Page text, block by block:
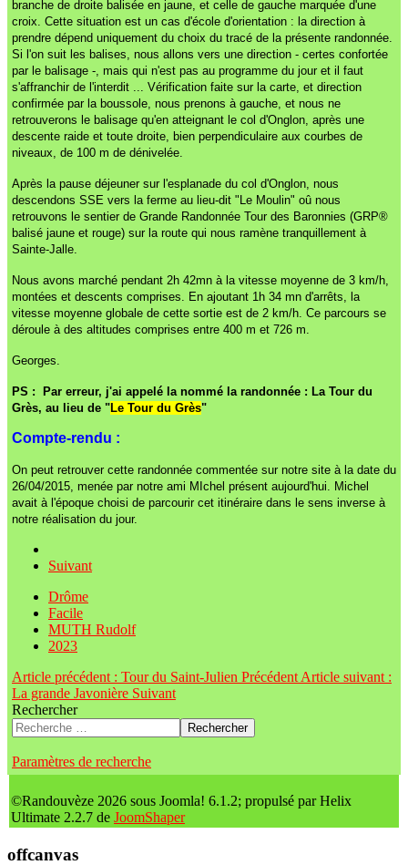
branche de droite balisée en jaune, et celle de gauche marquée d'une
croix. Cette situation est un cas d'école d'orientation : la direction à
prendre dépend uniquement du choix du tracé de la présente randonnée.
Si l'on suit les balises, nous allons vers une direction - certes confortée
par le balisage -, mais qui n'est pas au programme du jour et il faut
s'affranchir de l'interdit ... Vérification faite sur la carte, et direction
confirmée par la boussole, nous prenons à gauche, et nous ne
retrouverons le balisage qu'en atteignant le col d'Onglon, après une
descente raide et toute droite, bien perpendiculaire aux courbes de
niveaux, de 100 m de dénivelée.
Après la pause déjeuner sur l'esplanade du col d'Onglon, nous
descendons SSE vers la ferme au lieu-dit "Le Moulin" oû nous
retrouvons le sentier de Grande Randonnée Tour des Baronnies (GRP®
balisé jaune et rouge) sur la route qui nous ramène tranquillement à
Sainte-Jalle.
Nous avons marché pendant 2h 42mn à la vitesse moyenne de 3 km/h,
montées et descents comprises. En ajoutant 1h 34 mn d'arrêts, la
vitesse moyenne globale de cette sortie est de 2 km/h. Ce parcours se
déroule à des altitudes comprises entre 400 m et 726 m.
Georges.
PS :
Par erreur, j'ai appelé la nommé la randonnée : La Tour du
Grès, au lieu de "Le Tour du Grès"
Compte-rendu :
On peut retrouver cette randonnée commentée sur notre site à la date du
26/04/2015, menée par notre ami MIchel présent aujourd'hui. Michel
avait à l'époque choisi de parcourir cet itinéraire dans le sens inverse à
notre réalisation du jour.
Suivant
Drôme
Facile
MUTH Rudolf
2023
Article précédent : Tour du Saint-Julien Précédent Article suivant :
La grande Javonière Suivant
Rechercher
Rechercher
Paramètres de recherche
©Randouvèze 2026 sous Joomla! 6.1.2; propulsé par Helix
Ultimate 2.2.7 de JoomShaper
offcanvas